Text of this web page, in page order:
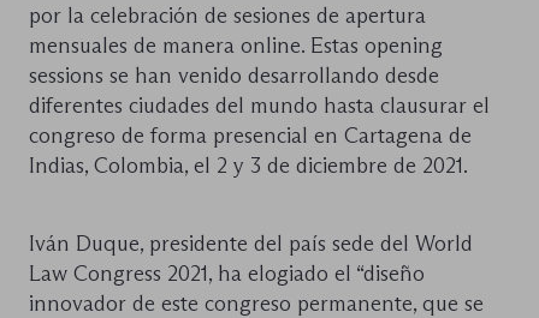
por la celebración de sesiones de apertura
mensuales de manera online. Estas opening
sessions se han venido desarrollando desde
diferentes ciudades del mundo hasta clausurar el
congreso de forma presencial en Cartagena de
Indias, Colombia, el 2 y 3 de diciembre de 2021.
Iván Duque, presidente del país sede del World
Law Congress 2021, ha elogiado el “diseño
innovador de este congreso permanente, que se